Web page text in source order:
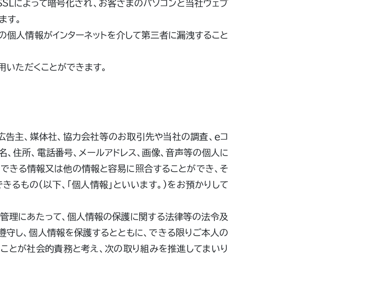
によって暗号化され、お客さまのパソコンと当社ウェブ
す。
個人情報がインターネットを介して第三者に漏洩すること
ただくことができます。
告主、媒体社、協力会社等のお取引先や当社の調査、ｅコ
住所、電話番号、メールアドレス、画像、音声等の個人に
きる情報又は他の情報と容易に照合することができ、そ
るもの(以下、「個人情報」といいます。)をお預かりして
理にあたって、個人情報の保護に関する法律等の法令及
し、個人情報を保護するとともに、できる限りご本人の
とが社会的責務と考え、次の取り組みを推進してまいり